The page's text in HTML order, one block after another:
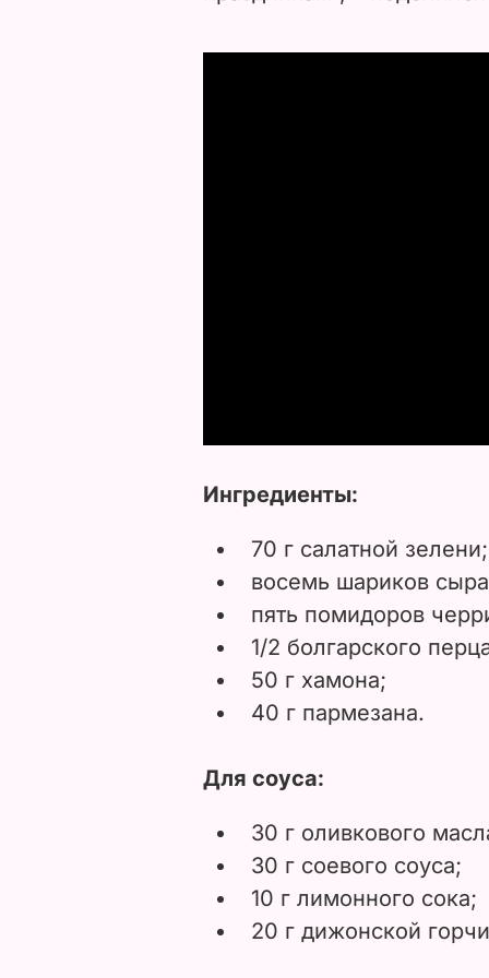
Ингредиенты:
70 г салатной зелени;
восемь шариков
пять помидоров
1/2 болгарского
50 г хамона;
40 г пармезана.
Для соуса:
30 г оливкового
30 г соевого соуса;
10 г лимонного сока;
20 г дижонской